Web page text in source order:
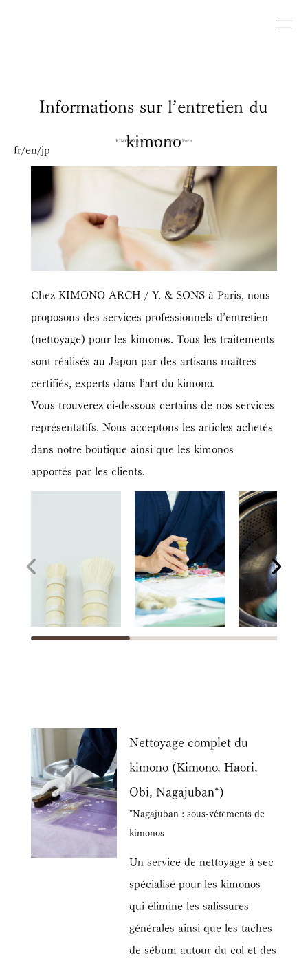
fr/en/jp
Informations sur l’entretien du
kimono
Chez KIMONO ARCH / Y. & SONS à Paris, nous
proposons des services professionnels d’entretien
(nettoyage) pour les kimonos. Tous les traitements
sont réalisés au Japon par des artisans maîtres
certifiés, experts dans l’art du kimono.
Vous trouverez ci-dessous certains de nos services
représentatifs. Nous acceptons les articles achetés
dans notre boutique ainsi que les kimonos
apportés par les clients.
Nettoyage complet du
kimono (Kimono, Haori,
Obi, Nagajuban*)
*Nagajuban : sous-vêtements de
kimonos
Un service de nettoyage à sec
spécialisé pour les kimonos
qui élimine les salissures
générales ainsi que les taches
de sébum autour du col et des